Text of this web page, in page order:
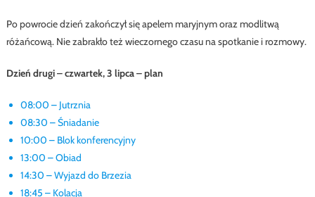
Po powrocie dzień zakończył się apelem maryjnym oraz modlitwą
różańcową. Nie zabrakło też wieczornego czasu na spotkanie i rozmowy.
Dzień drugi – czwartek, 3 lipca – plan
08:00 – Jutrznia
08:30 – Śniadanie
10:00 – Blok konferencyjny
13:00 – Obiad
14:30 – Wyjazd do Brzezia
18:45 – Kolacja